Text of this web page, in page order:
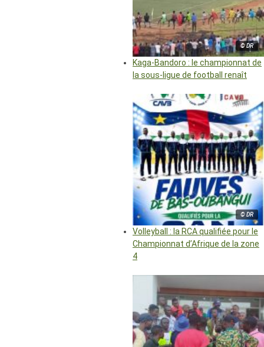
© DR
Kaga-Bandoro : le championnat de
la sous-ligue de football renaît
© DR
Volleyball : la RCA qualifiée pour le
Championnat d’Afrique de la zone
4